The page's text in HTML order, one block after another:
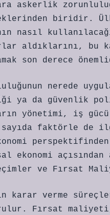
askerlik
biridir.
nasıl
aldıklarını, bu
son derece
nerede
ya da güvenlik
yönetimi, iş
faktörle de
ekonomi
ve Fırsat
karar verme
Fırsat